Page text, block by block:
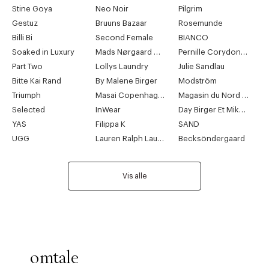
Stine Goya Neo Noir
Pilgrim
Gestuz
Bruuns Bazaar
Rosemunde
Billi Bi
Second Female
BIANCO
Soaked in Luxury
Mads Nørgaard Copenhagen
Pernille Corydon Jewellery
Part Two
Lollys Laundry
Julie Sandlau
Bitte Kai Rand
By Malene Birger
Modström
Triumph
Masai Copenhagen
Magasin du Nord Collection
Selected
InWear
Day Birger Et Mikkelsen
YAS
Filippa K
SAND
UGG
Lauren Ralph Lauren Becksöndergaard
Vis alle